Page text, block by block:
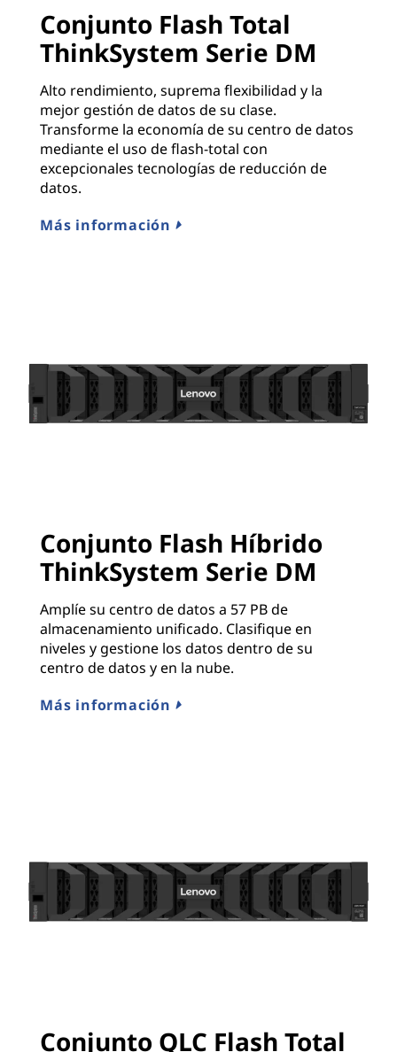
Conjunto Flash Total
ThinkSystem Serie DM
Alto rendimiento, suprema flexibilidad y la
mejor gestión de datos de su clase.
Transforme la economía de su centro de datos
mediante el uso de flash-total con
excepcionales tecnologías de reducción de
datos.
Más información
Conjunto Flash Híbrido
ThinkSystem Serie DM
Amplíe su centro de datos a 57 PB de
almacenamiento unificado. Clasifique en
niveles y gestione los datos dentro de su
centro de datos y en la nube.
Más información
Conjunto QLC Flash Total